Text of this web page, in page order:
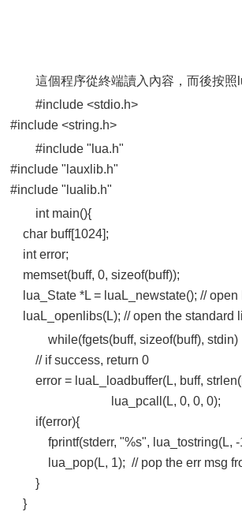
這個程序從終端讀入內容，而後按照
#include <stdio.h>
#include <string.h>
#include "lua.h"
#include "lauxlib.h"
#include "lualib.h"
int main(){
char buff[1024];
int error;
memset(buff, 0, sizeof(buff));
lua_State *L = luaL_newstate(); // open
luaL_openlibs(L); // open the standard
while(fgets(buff, sizeof(buff), stdin)
// if success, return 0
error = luaL_loadbuffer(L, buff,
lua_pcall(L, 0, 0, 0);
if(error){
fprintf(stderr, "%s", lua_tostring(L, -
lua_pop(L, 1); // pop the err msg
}
}